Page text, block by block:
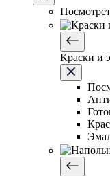
Краски и